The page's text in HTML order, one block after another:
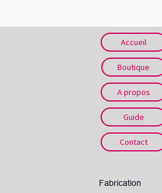
Accueil
Boutique
A propos
Guide
Contact
Fabrication